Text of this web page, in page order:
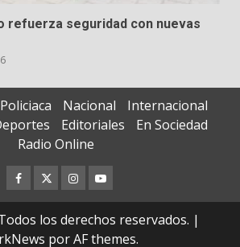
refuerza seguridad con nuevas
Policiaca Nacional
Internacional
Editoriales
En Sociedad
Radio Online
Facebook
TwitterInstagram
Youtube
los derechos reservados. |
por AF themes.